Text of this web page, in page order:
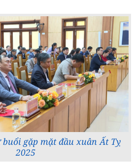
gặp mặt đầu xuân Ất Tỵ
2025